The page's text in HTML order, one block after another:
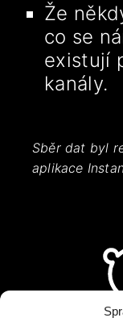
Že
co se
existují
kanály.
Sběr dat byl
aplikace